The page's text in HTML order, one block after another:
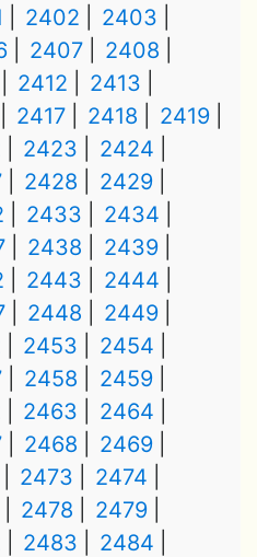
2402
2403
2407
2408
2412
2413
2417 2418
2419
2423
2424
2428
2429
2433
2434
2438
2439
2443
2444
2448
2449
2453
2454
2458
2459
2463
2464
2468
2469
2473
2474
2478
2479
2483
2484